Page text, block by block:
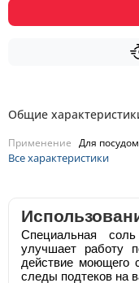
Общие
Применение Для
Все характеристики
Специальная
улучшает работу
действие моющего
следы подтеков на